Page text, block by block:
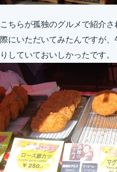
こちらが孤独のグルメで紹介
際にいただいてみたんですが
りしていておいしかったです。